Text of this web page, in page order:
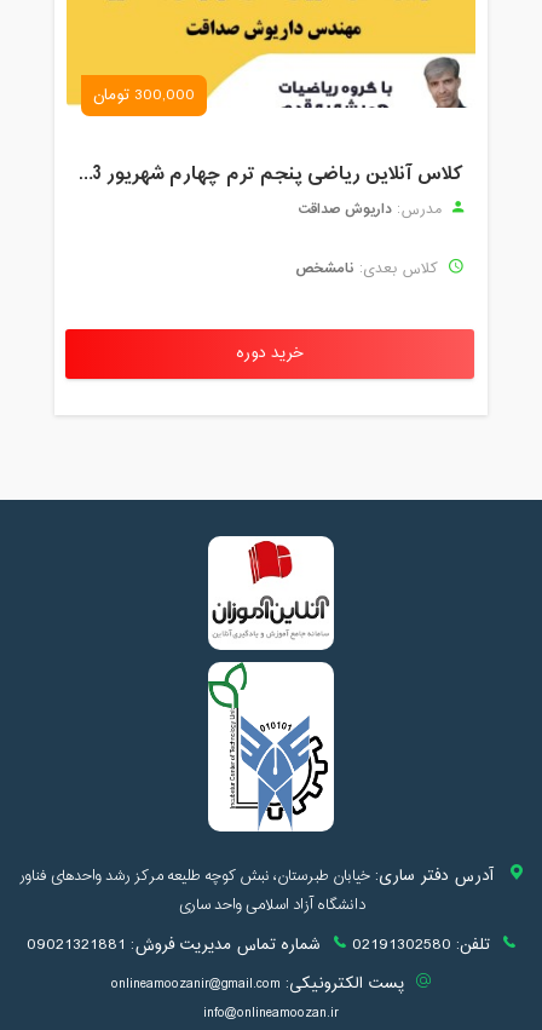
300,000 تومان
کلاس آنلاین ریاضی پنجم ترم چهارم شهریور 1403
مدرس: داریوش صداقت
کلاس بعدی: نامشخص
خرید دوره
آدرس دفتر ساری:خیابان طبرستان، نبش کوچه طلیعه مرکز رشد واحدهای فناور
دانشگاه آزاد اسلامی واحد ساری
تلفن: 02191302580 شماره تماس مدیریت فروش: 09021321881
پست الکترونیکی: onlineamoozanir@gmail.com
info@onlineamoozan.ir